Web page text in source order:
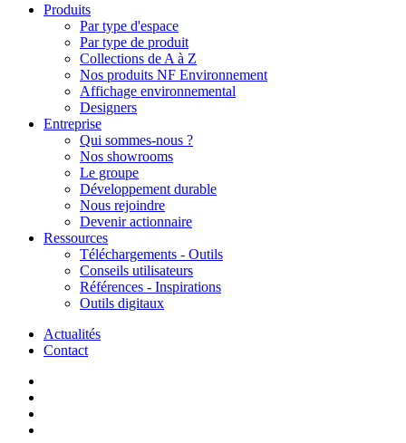
Produits
Par type d'espace
Par type de produit
Collections de A à Z
Nos produits NF Environnement
Affichage environnemental
Designers
Entreprise
Qui sommes-nous ?
Nos showrooms
Le groupe
Développement durable
Nous rejoindre
Devenir actionnaire
Ressources
Téléchargements - Outils
Conseils utilisateurs
Références - Inspirations
Outils digitaux
Actualités
Contact